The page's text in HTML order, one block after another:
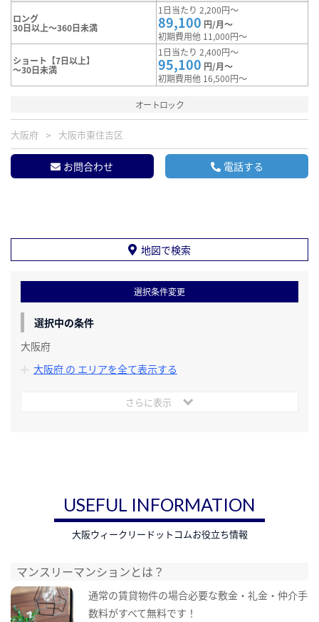
ロング
30日以上～360日未満
1日当たり 2,200円～
89,100 円/月～
初期費用他 11,000円～
ショート【7日以上】
～30日未満
1日当たり 2,400円～
95,100 円/月～
初期費用他 16,500円～
オートロック
大阪府 大阪市東住吉区
お問合わせ 電話する
地図で検索
選択条件変更
選択中の条件
大阪府
大阪府 の エリアを全て表示する
さらに表示
USEFUL INFORMATION
大阪ウィークリードットコムお役立ち情報
マンスリーマンションとは？
通常の賃貸物件の場合必要な敷金・礼金・仲介手
数料がすべて無料です！